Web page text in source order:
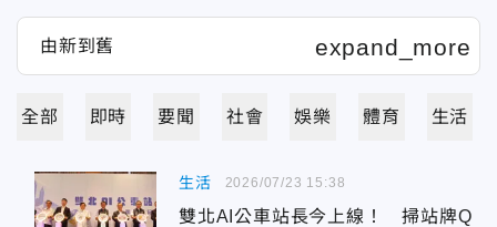
全部 即時 要聞 社會 娛樂 體育 生活
生活
雙北AI公車站長今上線！ 掃站牌Q
2026/07/23 15:38